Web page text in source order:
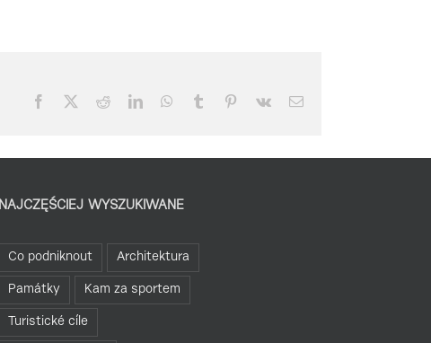
Facebook RedditLinkedInWhatsApp
Tumblr Pinterest
Vk Email
NAJCZĘŚCIEJ WYSZUKIWANE
Co podniknout Architektura
Památky Kam za sportem
Turistické cíle